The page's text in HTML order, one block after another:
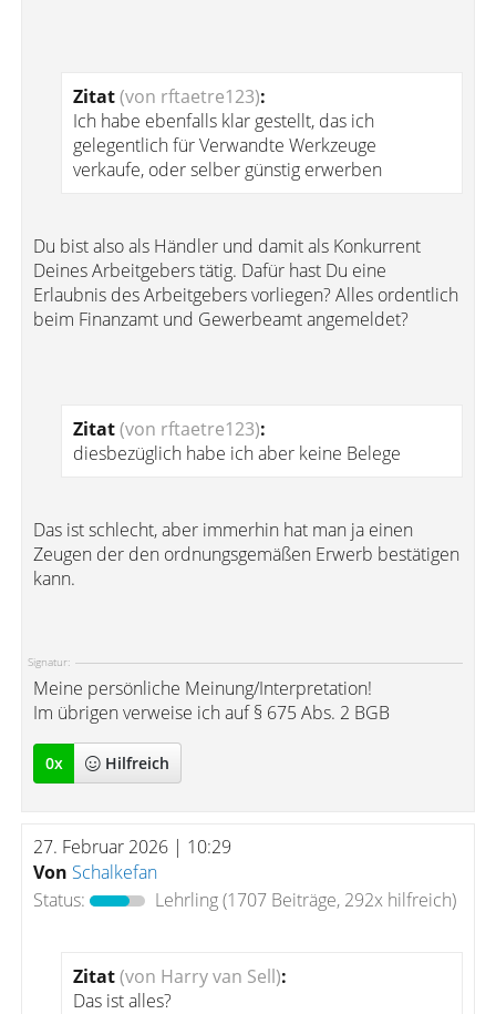
Zitat(von rftaetre123):
Ich habe ebenfalls klar gestellt, das ich
gelegentlich für Verwandte Werkzeuge
verkaufe, oder selber günstig erwerben
Du bist also als Händler und damit als Konkurrent
Deines Arbeitgebers tätig. Dafür hast Du eine
Erlaubnis des Arbeitgebers vorliegen? Alles ordentlich
beim Finanzamt und Gewerbeamt angemeldet?
Zitat(von rftaetre123):
diesbezüglich habe ich aber keine Belege
Das ist schlecht, aber immerhin hat man ja einen
Zeugen der den ordnungsgemäßen Erwerb bestätigen
kann.
Signatur:
Meine persönliche Meinung/Interpretation!
Im übrigen verweise ich auf § 675 Abs. 2 BGB
0x Hilfreich
27. Februar 2026 | 10:29
Von Schalkefan
Status:
Lehrling(1707 Beiträge, 292x hilfreich)
Zitat(von Harry van Sell):
Das ist alles?